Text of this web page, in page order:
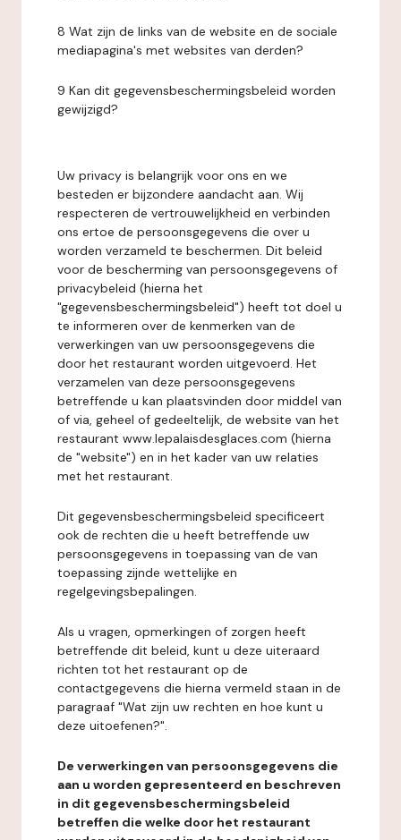
8 Wat zijn de links van de website en de sociale
mediapagina's met websites van derden?
9 Kan dit gegevensbeschermingsbeleid worden
gewijzigd?
Uw privacy is belangrijk voor ons en we
besteden er bijzondere aandacht aan. Wij
respecteren de vertrouwelijkheid en verbinden
ons ertoe de persoonsgegevens die over u
worden verzameld te beschermen. Dit beleid
voor de bescherming van persoonsgegevens of
privacybeleid (hierna het
"gegevensbeschermingsbeleid") heeft tot doel u
te informeren over de kenmerken van de
verwerkingen van uw persoonsgegevens die
door het restaurant worden uitgevoerd. Het
verzamelen van deze persoonsgegevens
betreffende u kan plaatsvinden door middel van
of via, geheel of gedeeltelijk, de website van het
restaurant www.lepalaisdesglaces.com (hierna
de "website") en in het kader van uw relaties
met het restaurant.
Dit gegevensbeschermingsbeleid specificeert
ook de rechten die u heeft betreffende uw
persoonsgegevens in toepassing van de van
toepassing zijnde wettelijke en
regelgevingsbepalingen.
Als u vragen, opmerkingen of zorgen heeft
betreffende dit beleid, kunt u deze uiteraard
richten tot het restaurant op de
contactgegevens die hierna vermeld staan in de
paragraaf "Wat zijn uw rechten en hoe kunt u
deze uitoefenen?".
De verwerkingen van persoonsgegevens die
aan u worden gepresenteerd en beschreven
in dit gegevensbeschermingsbeleid
betreffen die welke door het restaurant